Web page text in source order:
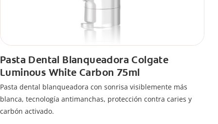
Pasta Dental Blanqueadora Colgate
Luminous White Carbon 75ml
Pasta dental blanqueadora con sonrisa visiblemente más
blanca, tecnología antimanchas, protección contra caries y
carbón activado.